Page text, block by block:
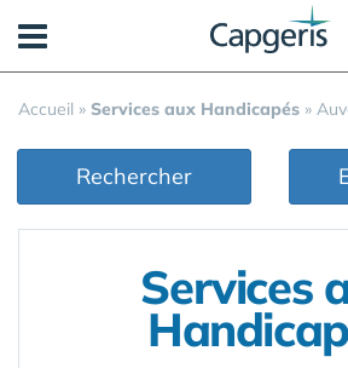
Accueil » Services aux Handicapés »
Rechercher
Services